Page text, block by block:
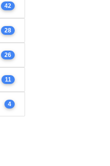
42
28
26
11
4